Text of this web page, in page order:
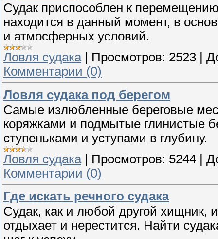
Судак приспособлен к
находится в данный момент, в
и атмосферных условий.
Ловля судака| Просмотров: 2523
Комментарии (0)
Ловля судака под берегом
Самые излюбленные береговые
коряжками и подмытые глинистые
ступеньками и уступами в глубину.
Ловля судака | Просмотров: 5244 |
Комментарии (0)
Где искать речного судака
Судак, как и любой другой хищник,
отдыхает и нерестится. Найти